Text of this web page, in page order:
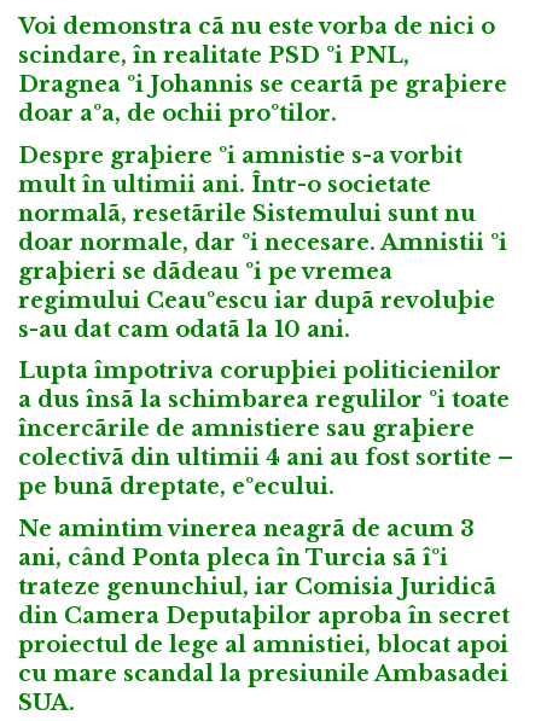
Voi demonstra cã nu este vorba de nici o
scindare, în realitate PSD ºi PNL,
Dragnea ºi Johannis se ceartã pe graþiere
doar aºa, de ochii proºtilor.
Despre graþiere ºi amnistie s-a vorbit
mult în ultimii ani. Într-o societate
normalã, resetãrile Sistemului sunt nu
doar normale, dar ºi necesare. Amnistii ºi
graþieri se dãdeau ºi pe vremea
regimului Ceauºescu iar dupã revoluþie
s-au dat cam odatã la 10 ani.
Lupta împotriva corupþiei politicienilor
a dus însã la schimbarea regulilor ºi toate
încercãrile de amnistiere sau graþiere
colectivã din ultimii 4 ani au fost sortite –
pe bunã dreptate, eºecului.
Ne amintim vinerea neagrã de acum 3
ani, când Ponta pleca în Turcia sã îºi
trateze genunchiul, iar Comisia Juridicã
din Camera Deputaþilor aproba în secret
proiectul de lege al amnistiei, blocat apoi
cu mare scandal la presiunile Ambasadei
SUA.